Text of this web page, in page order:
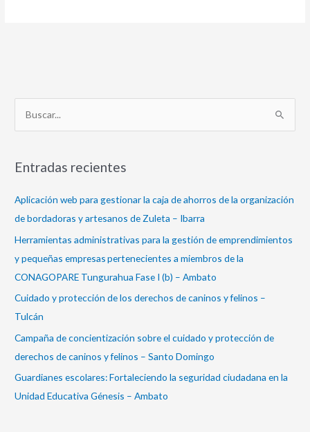
c
r
Entradas recientes
Aplicación web para gestionar la caja de ahorros de la organización
de bordadoras y artesanos de Zuleta – Ibarra
Herramientas administrativas para la gestión de emprendimientos
y pequeñas empresas pertenecientes a miembros de la
CONAGOPARE Tungurahua Fase I (b) – Ambato
Cuidado y protección de los derechos de caninos y felinos –
Tulcán
Campaña de concientización sobre el cuidado y protección de
derechos de caninos y felinos – Santo Domingo
Guardianes escolares: Fortaleciendo la seguridad ciudadana en la
Unidad Educativa Génesis – Ambato